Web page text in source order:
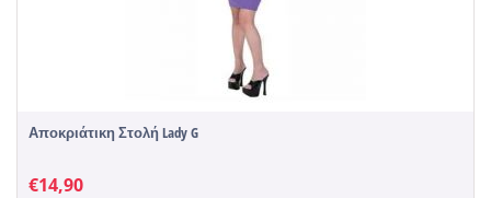
Αποκριάτικη Στολή Lady G
€14,90